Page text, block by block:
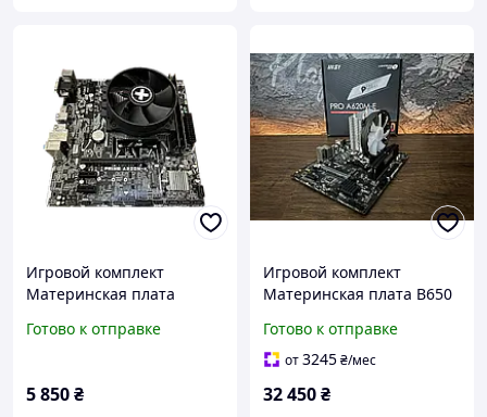
Игровой комплект
Материнская плата
2200G + 8GB DDR4 Б/У
Готово к отправке
5 850₴
Игровой комплект
Материнская плата B650
7500F/32GB DDR5 6000
Готово к отправке
от3245₴/мес
32 450₴